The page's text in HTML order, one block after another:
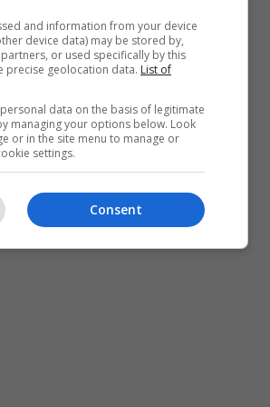
ju uroj një ditë të mbarë
që kanë mbetur akoma
reale e nisjes’,
and information from your device
device data) may be stored by,
or used specifically by this
precise geolocation data. List of
data on the basis of legitimate
managing your options below. Look
or in the site menu to manage or
settings.
Consent